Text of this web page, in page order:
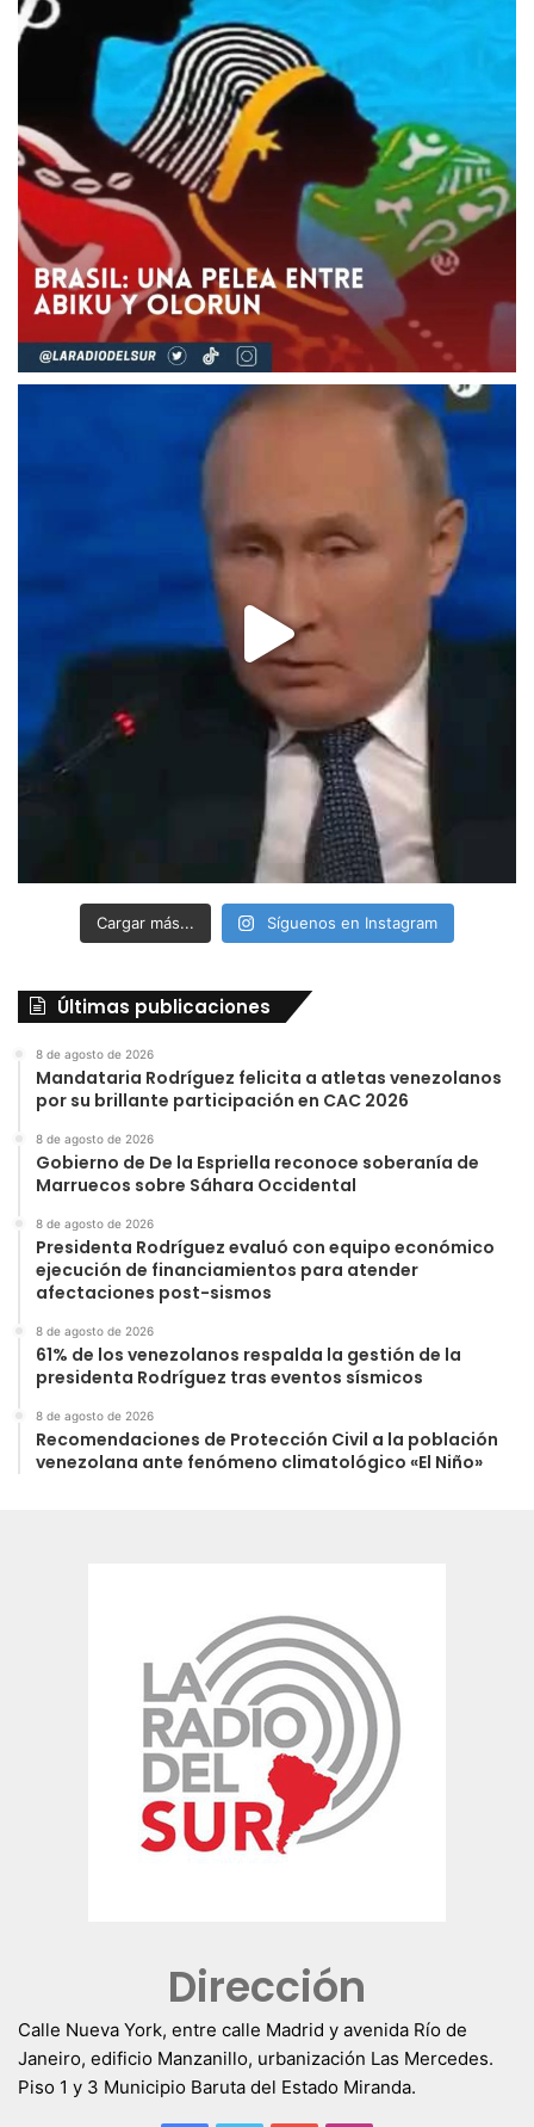
Cargar más... Síguenos en Instagram
Últimas publicaciones
8 de agosto de 2026
Mandataria Rodríguez felicita a atletas venezolanos
por su brillante participación en CAC 2026
8 de agosto de 2026
Gobierno de De la Espriella reconoce soberanía de
Marruecos sobre Sáhara Occidental
8 de agosto de 2026
Presidenta Rodríguez evaluó con equipo económico
ejecución de financiamientos para atender
afectaciones post-sismos
8 de agosto de 2026
61% de los venezolanos respalda la gestión de la
presidenta Rodríguez tras eventos sísmicos
8 de agosto de 2026
Recomendaciones de Protección Civil a la población
venezolana ante fenómeno climatológico «El Niño»
Dirección
Calle Nueva York, entre calle Madrid y avenida Río de
Janeiro, edificio Manzanillo, urbanización Las Mercedes.
Piso 1 y 3 Municipio Baruta del Estado Miranda.